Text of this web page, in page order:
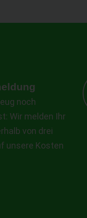
noch
Wir melden Ihr
von drei
unsere Kosten